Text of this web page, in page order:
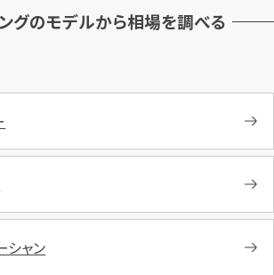
ずはお電話で 無料査定
メールで無料相談する
グのモデルから相場を調べる
シャン